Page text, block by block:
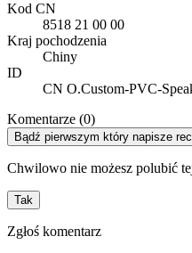
Kod CN
8518 21 00 00
Kraj pochodzenia
Chiny
ID
CN O.Custom-PVC-
Komentarze (0)
Bądź pierwszym który napisze
Chwilowo nie możesz polubić
Tak
Zgłoś komentarz